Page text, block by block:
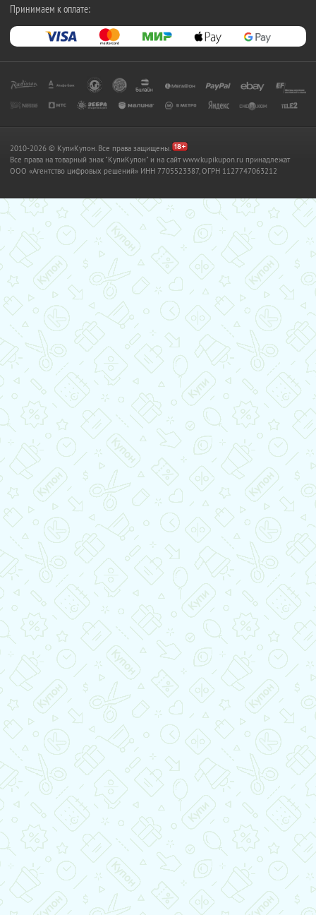
Принимаем к оплате:
2010-2026 © КупиКупон. Все права защищены.
Все права на товарный знак "КупиКупон" и на сайт www.kupikupon.ru принадлежат
OOO «Агентство цифровых решений» ИНН 7705523387, ОГРН 1127747063212